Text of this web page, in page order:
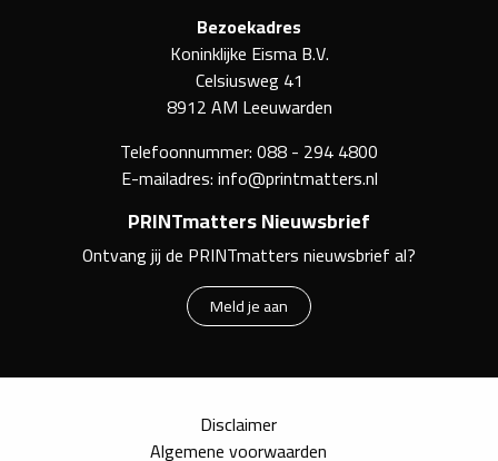
Bezoekadres
Koninklijke Eisma B.V.
Celsiusweg 41
8912 AM Leeuwarden
Telefoonnummer:088 - 294 4800
E-mailadres:info@printmatters.nl
PRINTmatters Nieuwsbrief
Ontvang jij de PRINTmatters nieuwsbrief al?
Meld je aan
Disclaimer
Algemene voorwaarden